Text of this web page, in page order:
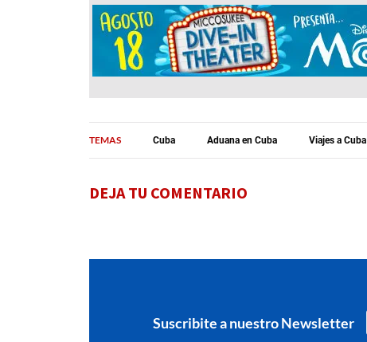
TEMAS Cuba Aduana en Cuba Viajes a Cuba
DEJA TU COMENTARIO
Suscribite a nuestro Newsletter